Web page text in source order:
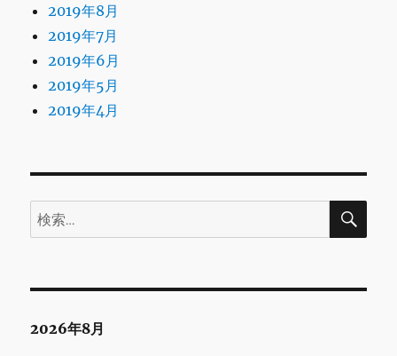
2019年8月
2019年7月
2019年6月
2019年5月
2019年4月
検
索:
検
2026年8月